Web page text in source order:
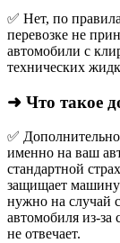
✅ Нет, по
перевозке не
автомобили с
технических
➜ Что такое
✅
именно на ваш
стандартной
защищает машину
нужно на случай
автомобиля
не отвечает.​